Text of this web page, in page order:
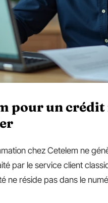
pour un
chez Cetelem ne
par le service client
ne réside pas dans le